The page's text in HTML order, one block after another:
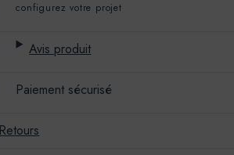
configurez votre projet
Avis produit
Paiement sécurisé
Retours